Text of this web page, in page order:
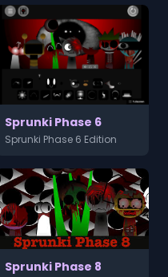
Sprunki Phase 6
Sprunki Phase 6 Edition
Sprunki Phase 8